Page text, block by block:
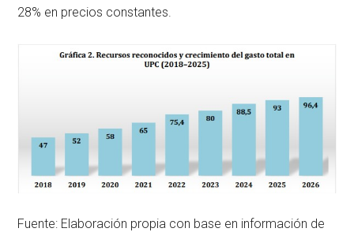
28% en precios constantes.
Fuente: Elaboración propia con base en información de